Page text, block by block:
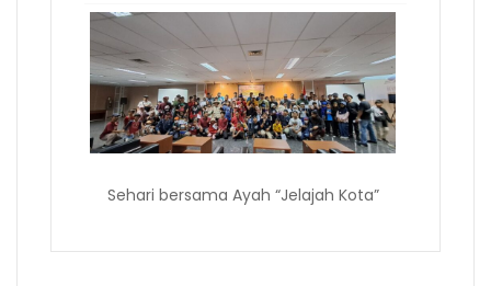
Sehari bersama Ayah “Jelajah Kota”